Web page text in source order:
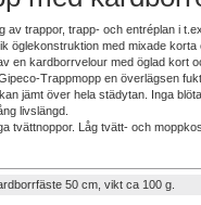
trappor, trapp- och entréplan i t.ex.
öglekonstruktion med mixade korta
en kardborrvelour med öglad kort
Trappmopp en överlägsen
jämt över hela städytan. Inga
livslängd.
tvättnoppor. Låg tvätt- och
50 cm, vikt ca 100 g.